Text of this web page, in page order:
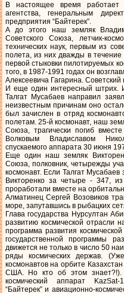
В настоящее время работает
агентства, генеральным
предприятия “Байтерек”.
А до этого наш земляк
Советского Союза, летчик-
технических наук, первым из
полета, из них дважды в течение
первой стыковки пилотируемых
того, в 1987-1991 годах он
Алексеевича Гагарина.
И еще один интересный штрих.
Талгат Мусабаев направил
неизвестным причинам оно
был зачислен в отряд
полетам. 25-й космонавт, наш
Союза, трагически погиб
Волковым Владиславом
спускаемого аппарата 30 июня
Еще один наш земляк
Союза, полковник, четырежды
космонавт. Если Талгат
Викторенко за четыре - 347,
проработали вместе на
Алматинец Сергей Возовиков
море, запутавшись в рыбацких
Глава государства Нурсултан
развитию космической отрасли
программа развития
государственной программы
движется не только в число 50
ряды космических держав.
космонавтов на орбите
США. Но кто об этом
космический аппарат KazSat-
“Байтерек” и авиационно-